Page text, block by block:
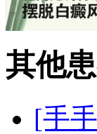
其他
[手